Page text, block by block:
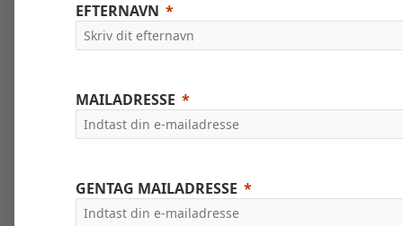
EFTERNAVN
MAILADRESSE
GENTAG MAILADRESSE